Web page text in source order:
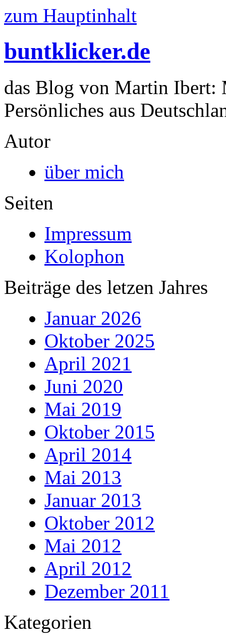
zum Hauptinhalt
buntklicker.de
das Blog von Martin Ibert:
Persönliches aus
Autor
über mich
Seiten
Impressum
Kolophon
Beiträge des letzen Jahres
Januar 2026
Oktober 2025
April 2021
Juni 2020
Mai 2019
Oktober 2015
April 2014
Mai 2013
Januar 2013
Oktober 2012
Mai 2012
April 2012
Dezember 2011
Kategorien